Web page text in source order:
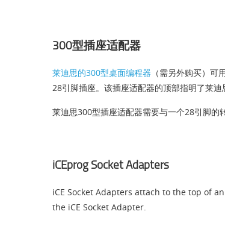
300型插座适配器
莱迪思的300型桌面编程器 （需另外购买）
28引脚插座。该插座适配器的顶部指明了莱
莱迪思300型插座适配器需要与一个28引脚的
iCEprog Socket Adapters
iCE Socket Adapters attach to the top of an
the iCE Socket Adapter.